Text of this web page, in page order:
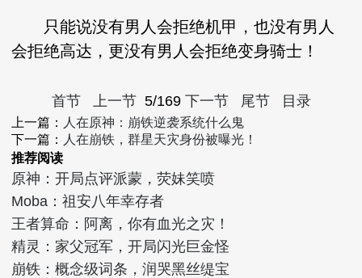
只能说没有男人会拒绝机甲，也没有男人
会拒绝高达，更没有男人会拒绝变身骑士！
首节 上一节 5/169 下一节 尾节 目录
上一篇：
人在原神：崩铁逆袭系统什么鬼
下一篇：
人在崩铁，群星天灾身份被曝光！
推荐阅读
原神：开局点评派蒙，荧妹笑喷
Moba：祖安八年幸存者
王者算命：阿离，你有血光之灾！
精灵：家父冠军，开局闪光巨金怪
崩铁：概念级词条，润哭黑丝缇宝